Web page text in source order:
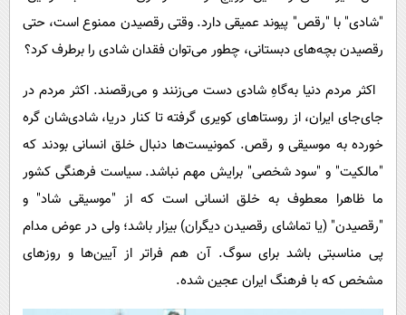
"شادی" با "رقص" پیوند عمیقی دارد. وقتی رقصیدن ممنوع است، حتی
رقصیدن بچه‌های دبستانی، چطور می‌توان فقدان شادی را برطرف کرد؟
اکثر مردم دنیا به‌گاهِ شادی دست می‌زنند و می‌رقصند. اکثر مردم در
جای‌جای ایران، از روستاهای کویری گرفته تا کنار دریا، شادی‌شان گره
خورده به موسیقی و رقص. کمونیست‌ها دنبال خلق انسانی بودند که
"مالکیت" و "سود شخصی" برایش مهم نباشد. سیاست فرهنگی کشور
ما ظاهرا معطوف به خلق انسانی است که از "موسیقی شاد" و
"رقصیدن" (یا تماشای رقصیدن دیگران) بیزار باشد؛ ولی در عوض مدام
پی مناسبتی باشد برای سوگ. آن هم فراتر از آیین‌ها و روزهای
مشخص که با فرهنگ ایران عجین شده.